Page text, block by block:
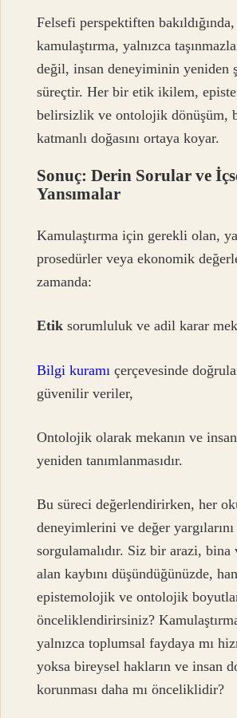
Felsefi perspektiften bakıldığında,
kamulaştırma, yalnızca
değil, insan deneyiminin yeniden
süreçtir. Her bir etik ikilem,
belirsizlik ve ontolojik dönüşüm,
katmanlı doğasını ortaya koyar.
Sonuç: Derin Sorular ve
Yansımalar
Kamulaştırma için gerekli olan,
prosedürler veya ekonomik
zamanda:
Etik sorumluluk ve adil karar
Bilgi kuramı çerçevesinde
güvenilir veriler,
Ontolojik olarak mekanın ve
yeniden tanımlanmasıdır.
Bu süreci değerlendirirken, her
deneyimlerini ve değer yargılarını
sorgulamalıdır. Siz bir arazi, bina
alan kaybını düşündüğünüzde,
epistemolojik ve ontolojik
önceliklendirirsiniz?
yalnızca toplumsal faydaya mı
yoksa bireysel hakların ve insan
korunması daha mı önceliklidir?